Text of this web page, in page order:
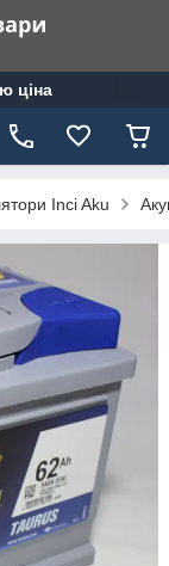
ціна
Inci Aku